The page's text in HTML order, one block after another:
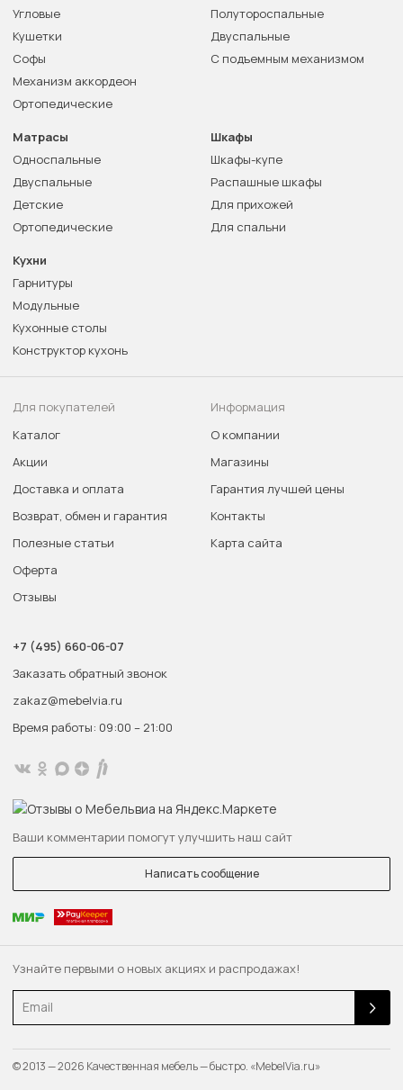
Узнайте первыми о новых акциях и распродажах!
Email
Угловые
Кушетки
Софы
Механизм аккордеон
Ортопедические
Полутороспальные
Двуспальные
С подъемным механизмом
Матрасы
Односпальные
Двуспальные
Детские
Ортопедические
Шкафы
Шкафы-купе
Распашные шкафы
Для прихожей
Для спальни
Кухни
Гарнитуры
Модульные
Кухонные столы
Конструктор кухонь
Для покупателей
Каталог
Акции
Доставка и оплата
Возврат, обмен и гарантия
Полезные статьи
Оферта
Отзывы
Информация
О компании
Магазины
Гарантия лучшей цены
Контакты
Карта сайта
+7 (495) 660-06-07
Заказать обратный звонок
zakaz@mebelvia.ru
Время работы: 09:00 – 21:00
Ваши комментарии помогут улучшить наш сайт
Написать сообщение
© 2013 — 2026 Качественная мебель — быстро. «MebelVia.ru»